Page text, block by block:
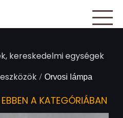
kereskedelmi egységek
/ Orvosi lámpa
A KATEGÓRIÁBAN